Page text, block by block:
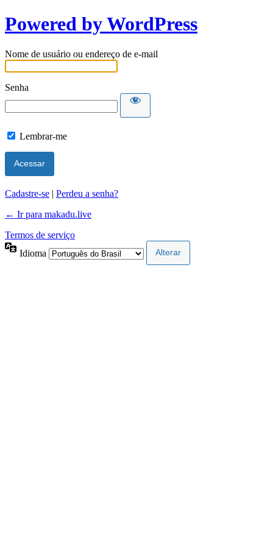
Powered by WordPress
Nome de usuário ou endereço de e-mail
Senha
Lembrar-me
Cadastre-se | Perdeu a senha?
← Ir para makadu.live
Termos de serviço
Idioma